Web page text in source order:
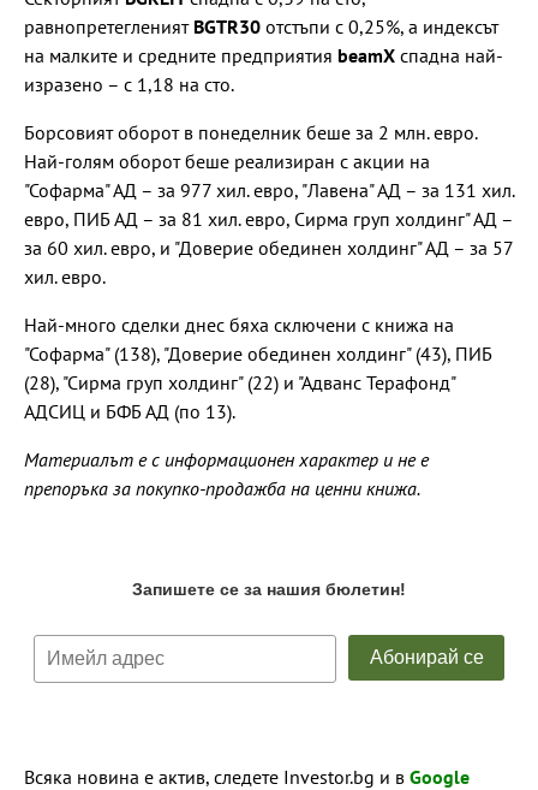
равнопретегленият BGTR30 отстъпи с 0,25%, а индексът
на малките и средните предприятия beamX спадна най-
изразено – с 1,18 на сто.
Борсовият оборот в понеделник беше за 2 млн. евро.
Най-голям оборот беше реализиран с акции на
"Софарма" АД – за 977 хил. евро, "Лавена" АД – за 131 хил.
евро, ПИБ АД – за 81 хил. евро, Сирма груп холдинг" АД –
за 60 хил. евро, и "Доверие обединен холдинг" АД – за 57
хил. евро.
Най-много сделки днес бяха сключени с книжа на
"Софарма" (138), "Доверие обединен холдинг" (43), ПИБ
(28), "Сирма груп холдинг" (22) и "Адванс Терафонд"
АДСИЦ и БФБ АД (по 13).
Материалът е с информационен характер и не е
препоръка за покупко-продажба на ценни книжа.
Всяка новина е актив, следете Investor.bg и в Google